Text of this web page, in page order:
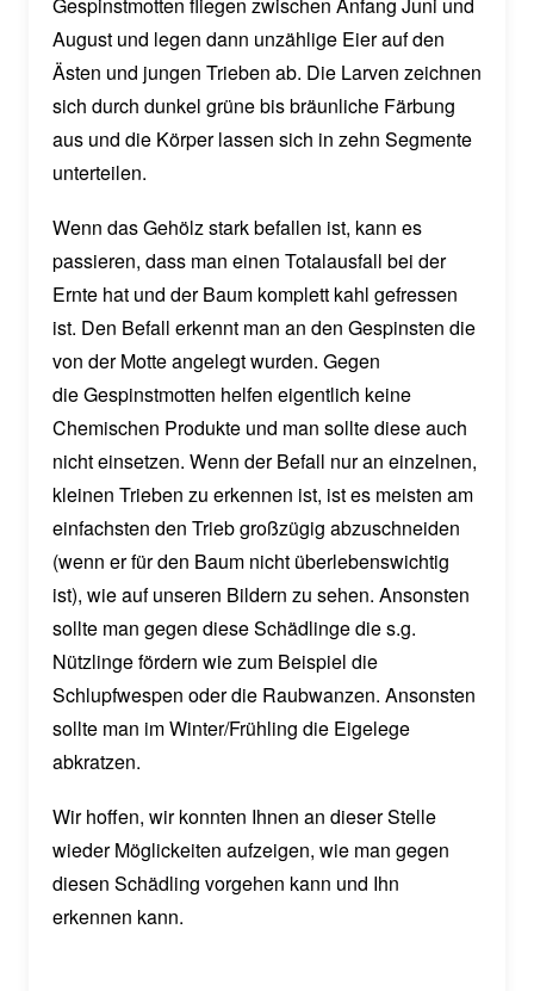
Gespinstmotten fliegen zwischen Anfang Juni und
August und legen dann unzählige Eier auf den
Ästen und jungen Trieben ab. Die Larven zeichnen
sich durch dunkel grüne bis bräunliche Färbung
aus und die Körper lassen sich in zehn Segmente
unterteilen.
Wenn das Gehölz stark befallen ist, kann es
passieren, dass man einen Totalausfall bei der
Ernte hat und der Baum komplett kahl gefressen
ist. Den Befall erkennt man an den Gespinsten die
von der Motte angelegt wurden. Gegen
die Gespinstmotten helfen eigentlich keine
Chemischen Produkte und man sollte diese auch
nicht einsetzen. Wenn der Befall nur an einzelnen,
kleinen Trieben zu erkennen ist, ist es meisten am
einfachsten den Trieb großzügig abzuschneiden
(wenn er für den Baum nicht überlebenswichtig
ist), wie auf unseren Bildern zu sehen. Ansonsten
sollte man gegen diese Schädlinge die s.g.
Nützlinge fördern wie zum Beispiel die
Schlupfwespen oder die Raubwanzen. Ansonsten
sollte man im Winter/Frühling die Eigelege
abkratzen.
Wir hoffen, wir konnten Ihnen an dieser Stelle
wieder Möglickeiten aufzeigen, wie man gegen
diesen Schädling vorgehen kann und Ihn
erkennen kann.